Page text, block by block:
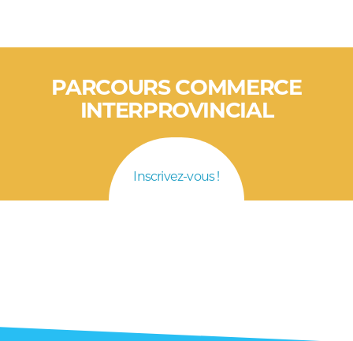
PARCOURS COMMERCE
INTERPROVINCIAL
Inscrivez-vous !